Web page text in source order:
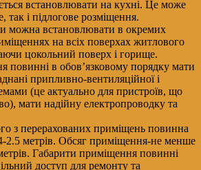
встановлювати на кухні. Це може
так і підлогове розміщення.
можна встановлювати в окремих
на всіх поверхах житлового
цокольний поверх і горище.
повинні в обов’язковому порядку мати
припливно-вентиляційної і
(це актуально для пристроїв, що
мати надійну електропроводку та
з перерахованих приміщень повинна
2.5 метрів. Обсяг приміщення-не менше
Габарити приміщення повинні
доступ для ремонту та